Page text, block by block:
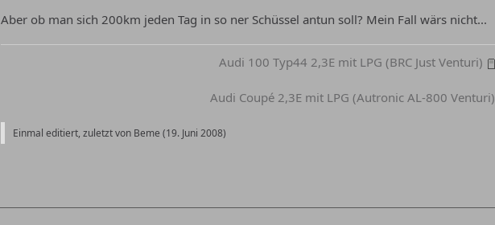
Aber ob man sich 200km jeden Tag in so ner Schüssel antun soll? Mein Fall wärs nicht...
Audi 100 Typ44 2,3E mit LPG (BRC Just Venturi)
Audi Coupé 2,3E mit LPG (Autronic AL-800 Venturi)
Einmal editiert, zuletzt von Beme (19. Juni 2008)